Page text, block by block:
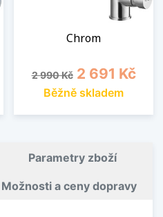
Chrom
Běžná cena
2 990 Kč Cena
2 691 Kč
Běžně skladem
Parametry zboží
Možnosti a ceny dopravy